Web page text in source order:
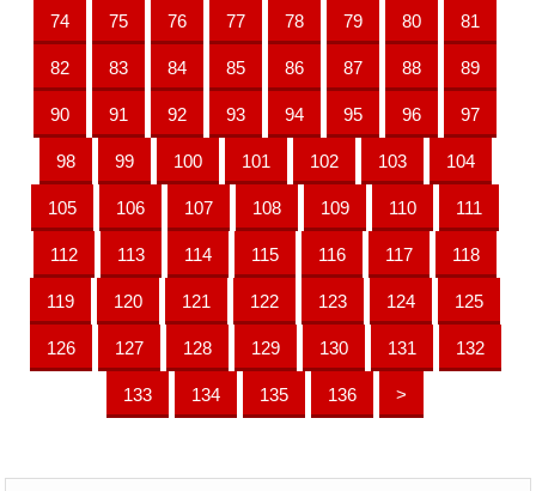
74 75 76 77 78 79 80 81
82 83 84 85 86 87 88 89
90 91 92 93 94 95 96 97
98 99 100 101 102 103 104
105 106 107 108 109 110 111
112 113 114 115 116 117 118
119 120 121 122 123 124 125
126 127 128 129 130 131 132
133 134 135 136 >